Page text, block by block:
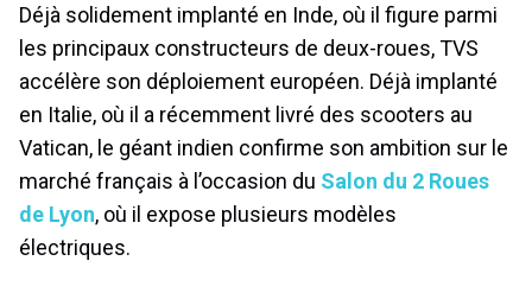
Déjà solidement implanté en Inde, où il figure parmi
les principaux constructeurs de deux-roues, TVS
accélère son déploiement européen. Déjà implanté
en Italie, où il a récemment livré des scooters au
Vatican, le géant indien confirme son ambition sur le
marché français à l’occasion du Salon du 2 Roues
de Lyon, où il expose plusieurs modèles
électriques.